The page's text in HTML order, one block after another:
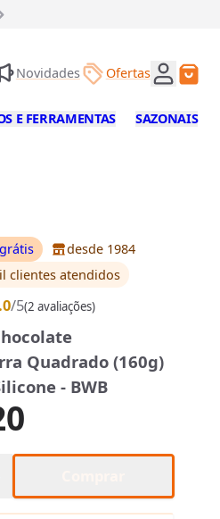
Buscar produtos
Novidades Ofertas
E FERRAMENTAS SAZONAIS
desde 1984
clientes atendidos
/5(2 avaliações)
Quadrado (160g)
- BWB